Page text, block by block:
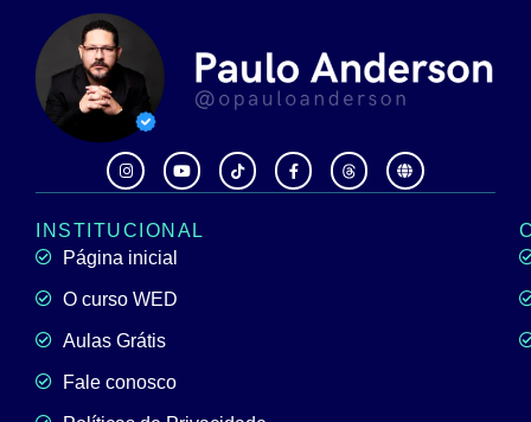
INSTITUCIONAL
Página inicial
O curso WED
Aulas Grátis
Fale conosco